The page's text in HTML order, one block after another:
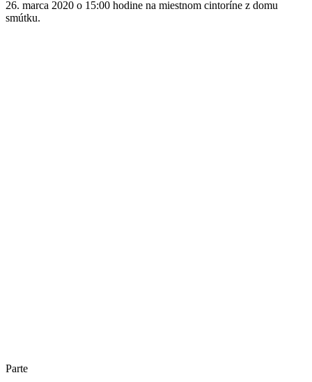
26. marca 2020 o 15:00 hodine na miestnom cintoríne z domu
smútku.
Parte